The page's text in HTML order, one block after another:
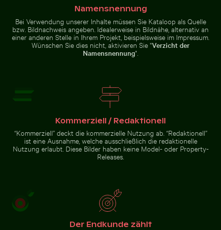
Neugierige rote
Katze blickt hinter
blauer Tür hervor
Nahaufnahme von Autoscheinwerfer und
Kotflügel
Nahaufnahme von frischen grünen Blättern mit
Nahaufnahme von frischen
grünen Blättern mit Wirbeleffekt
Graureiher am Wasser
Sternennacht über dem Weinberg Mühlensee
Zur Stock-Kollektion
Namensnennung
Bei Verwendung unserer Inhalte müssen Sie Kataloop als Quelle
bzw. Bildnachweis angeben. Idealerweise in Bildnähe, alternativ an
einer anderen Stelle in Ihrem Projekt, beispielsweise im Impressum.
Wünschen Sie dies nicht, aktivieren Sie "Verzicht der
Namensnennung".
Kommerziell / Redaktionell
“Kommerziell” deckt die kommerzielle Nutzung ab. “Redaktionell”
ist eine Ausnahme, welche ausschließlich die redaktionelle
Nutzung erlaubt. Diese Bilder haben keine Model- oder Property-
Releases.
Der Endkunde zählt